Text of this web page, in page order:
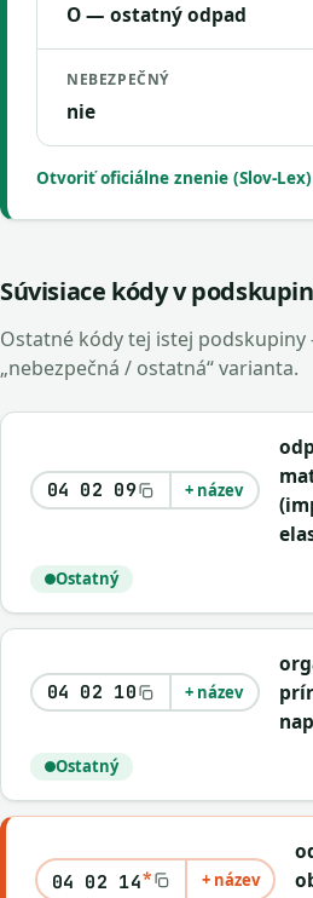
O — ostatný odpad
NEBEZPEČNÝ
nie
Otvoriť oficiálne znenie (Slov-Lex)
Súvisiace kódy v
Ostatné kódy tej istej
„nebezpečná / ostatná“ varianta.
04 02 09 + název
Ostatný
04 02 10 + název
Ostatný
04 02 14* + název